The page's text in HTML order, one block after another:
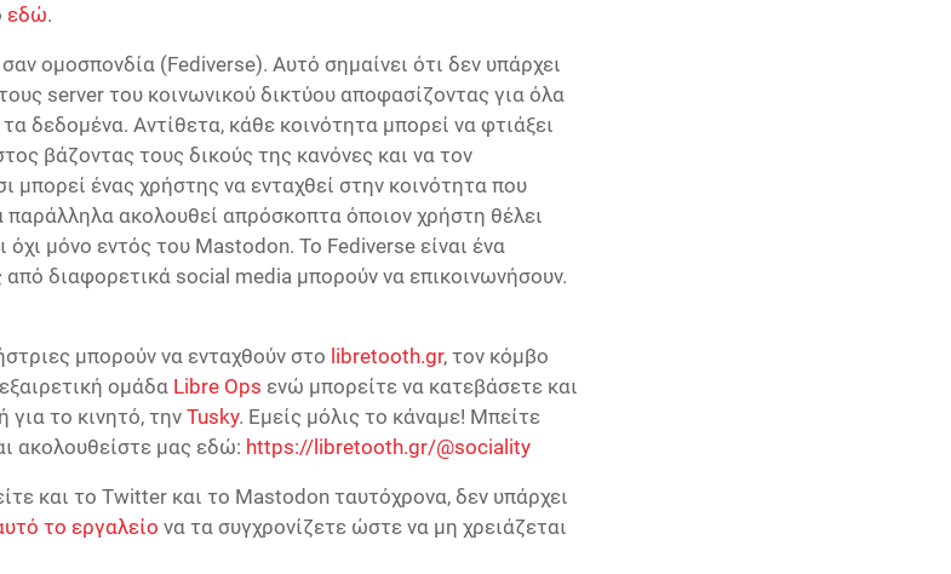
εδώ.
ομοσπονδία (Fediverse). Αυτό σημαίνει ότι δεν υπάρχει
server του κοινωνικού δικτύου αποφασίζοντας για όλα
δεδομένα. Αντίθετα, κάθε κοινότητα μπορεί να φτιάξει
βάζοντας τους δικούς της κανόνες και να τον
μπορεί ένας χρήστης να ενταχθεί στην κοινότητα που
παράλληλα ακολουθεί απρόσκοπτα όποιον χρήστη θέλει
μόνο εντός του Mastodon. Το Fediverse είναι ένα
από διαφορετικά social media μπορούν να επικοινωνήσουν.
μπορούν να ενταχθούν στο libretooth.gr, τον κόμβο
ομάδα Libre Ops ενώ μπορείτε να κατεβάσετε και
το κινητό, την Tusky. Εμείς μόλις το κάναμε! Μπείτε
ακολουθείστε μας εδώ: https://libretooth.gr/@sociality
και το Twitter και το Mastodon ταυτόχρονα, δεν υπάρχει
το εργαλείο να τα συγχρονίζετε ώστε να μη χρειάζεται